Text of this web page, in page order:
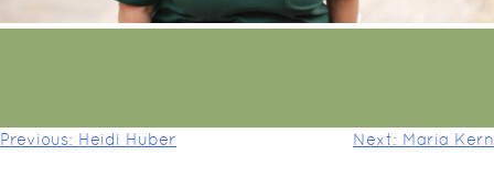
Beitragsnavigation
Previous: Heidi Huber Next: Maria Kern